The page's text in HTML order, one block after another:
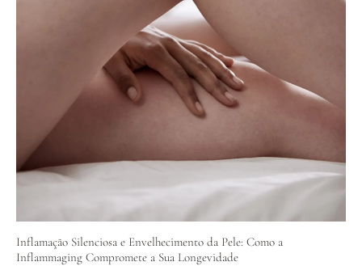
Inflamação Silenciosa e Envelhecimento da Pele: Como a
Inflammaging Compromete a Sua Longevidade